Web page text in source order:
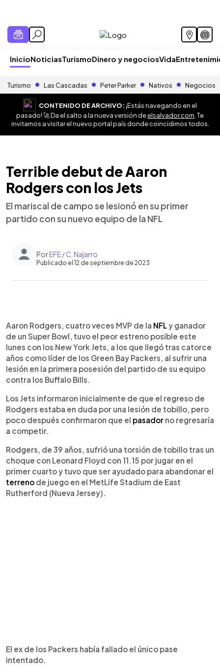
InicioNoticiasTurismoDinero y negociosVida
Turismo Las Cascadas Peter Parker Nativos Negocios
CONTENIDO DE ARCHIVO:¡Estás navegando en el
pasado! 🚀 Da el salto a la nueva versión deelsalvador.com . Te
invitamos a visitar el nuevo portal país donde coincidimos todos.
Terrible debut de Aaron
Rodgers con los Jets
El mariscal de campo se lesionó en su primer
partido con su nuevo equipo de la NFL
PorEFE / C. Najarro
Publicado el 12 de septiembre de 2023
► Escuchar artículo
Aaron Rodgers, cuatro veces MVP de la NFLy ganador
de un Super Bowl, tuvo el peor estreno posible este
lunes con los New York Jets, a los que llegó tras catorce
años como líder de los Green Bay Packers, al sufrir una
lesión en la primera posesión del partido de su equipo
contra los Buffalo Bills.
Los Jets informaron inicialmente de que el regreso de
Rodgers estaba en duda por una lesión de tobillo, pero
poco después confirmaron que el pasador no regresaría
a competir.
Rodgers, de 39 años, sufrió una torsión de tobillo tras un
choque con Leonard Floyd con 11.15 por jugar en el
primer cuarto y tuvo que ser ayudado para abandonar el
terreno de juego en el MetLife Stadium de East
Rutherford (Nueva Jersey).
El ex de los Packers había fallado el único pase
intentado.